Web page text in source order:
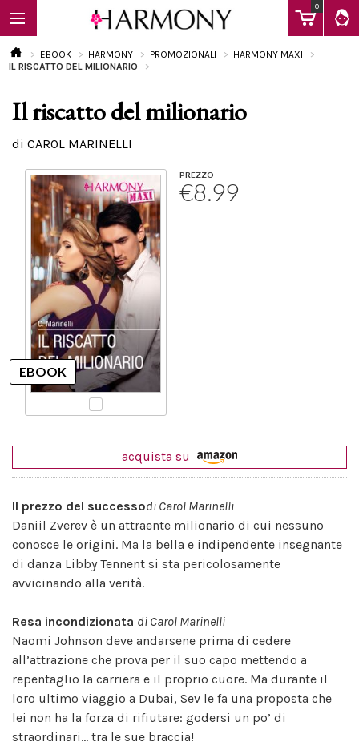
0
EBOOK
Calendario
EBOOK HARMONY PROMOZIONALI
HARMONY MAXI
IL RISCATTO DEL MILIONARIO
Il riscatto del milionario
di CAROL MARINELLI
PREZZO
€8.99
acquista su
Il prezzo del successodi Carol Marinelli
Daniil Zverev è un attraente milionario di cui nessuno
conosce le origini. Ma la bella e indipendente insegnante
di danza Libby Tennent si sta pericolosamente
avvicinando alla verità.
Resa incondizionata di Carol Marinelli
Naomi Johnson deve andarsene prima di cedere
all’attrazione che prova per il suo capo mettendo a
repentaglio la carriera e il proprio cuore. Ma durante il
loro ultimo viaggio a Dubai, Sev le fa una proposta che
lei non ha la forza di rifiutare: godersi un po’ di
straordinari... tra le sue braccia!